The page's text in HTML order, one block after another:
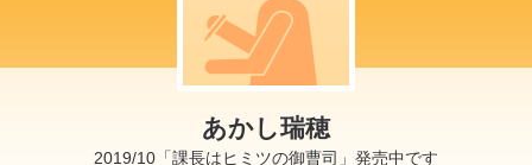
あかし瑞穂
2019/10「課長はヒミツの御曹司」発売中です